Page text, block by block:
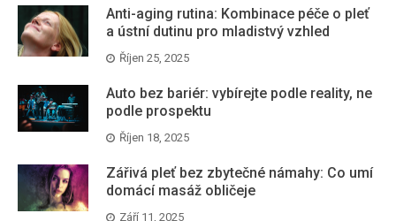
Anti-aging rutina: Kombinace péče o pleť
a ústní dutinu pro mladistvý vzhled
Říjen 25, 2025
Auto bez bariér: vybírejte podle reality, ne
podle prospektu
Říjen 18, 2025
Zářivá pleť bez zbytečné námahy: Co umí
domácí masáž obličeje
Září 11, 2025